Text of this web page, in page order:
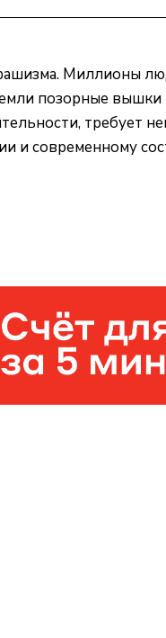
Миллионы
позорные
требует
современному